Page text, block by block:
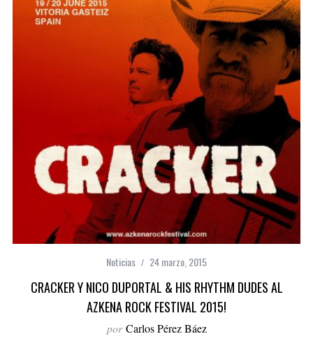
Noticias 24 marzo, 2015
CRACKER Y NICO DUPORTAL & HIS RHYTHM DUDES AL
AZKENA ROCK FESTIVAL 2015!
por Carlos Pérez Báez